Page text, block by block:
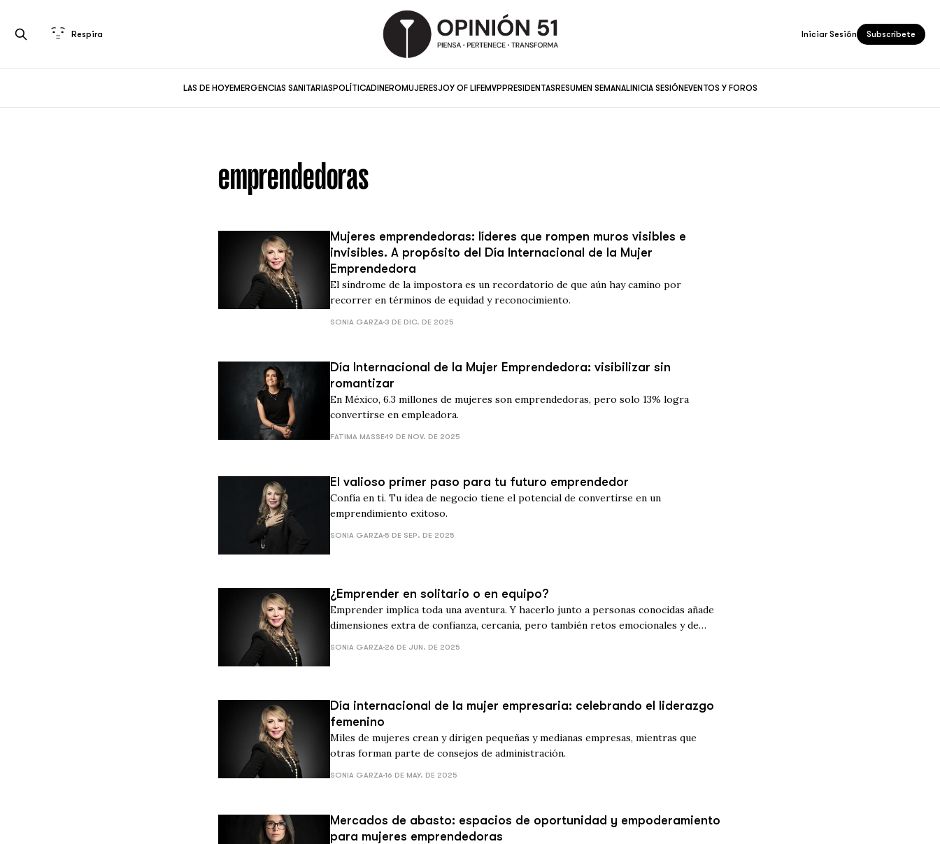
LAS DE HOYEMERGENCIAS SANITARIASPOLÍTICADINEROMUJERESJOY OF LIFEMVPPRESIDENTASRESUMEN SEMANALINICIA SESIÓNEVENTOS Y FOROS
Respira Iniciar Sesión Subscríbete
emprendedoras
Mujeres emprendedoras: líderes que rompen muros visibles e
invisibles. A propósito del Día Internacional de la Mujer
Emprendedora
El síndrome de la impostora es un recordatorio de que aún hay camino por
recorrer en términos de equidad y reconocimiento.
SONIA GARZA 3 DE DIC. DE 2025
Día Internacional de la Mujer Emprendedora: visibilizar sin
romantizar
En México, 6.3 millones de mujeres son emprendedoras, pero solo 13% logra
convertirse en empleadora.
FATIMA MASSE 19 DE NOV. DE 2025
El valioso primer paso para tu futuro emprendedor
Confía en ti. Tu idea de negocio tiene el potencial de convertirse en un
emprendimiento exitoso.
SONIA GARZA 5 DE SEP. DE 2025
¿Emprender en solitario o en equipo?
Emprender implica toda una aventura. Y hacerlo junto a personas conocidas añade
dimensiones extra de confianza, cercanía, pero también retos emocionales y de
SONIA GARZA 26 DE JUN. DE 2025
Día internacional de la mujer empresaria: celebrando el liderazgo
femenino
Miles de mujeres crean y dirigen pequeñas y medianas empresas, mientras que
otras forman parte de consejos de administración.
SONIA GARZA16 DE MAY. DE 2025
Mercados de abasto: espacios de oportunidad y empoderamiento
para mujeres emprendedoras